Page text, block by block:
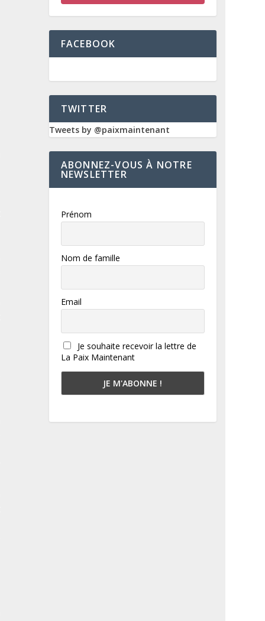
FACEBOOK
TWITTER
Tweets by @paixmaintenant
ABONNEZ-VOUS À NOTRE
NEWSLETTER
Prénom
Nom de famille
Email
Je souhaite recevoir la lettre de
La Paix Maintenant